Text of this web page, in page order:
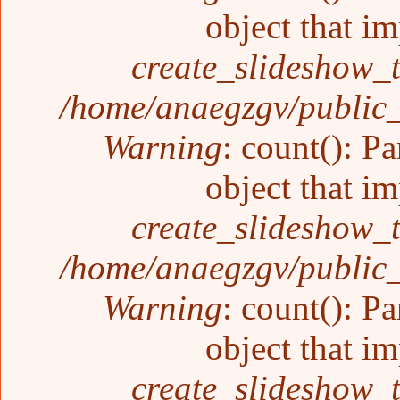
object that
/home/anaegzgv/
Warning: count():
object that
/home/anaegzgv/
Warning: count():
object that